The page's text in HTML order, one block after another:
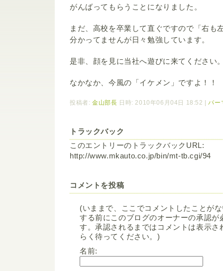
がんばってもらうことになりました。
まだ、高校を卒業して直ぐですので「右も
分かってませんが日々勉強しています。
是非、顔を見に当社へ遊びに来てください
なかなか、今風の「イケメン」ですよ！！
投稿者:金山部長 日時: 2010年06月04日 18:52 パー
トラックバック
このエントリーのトラックバックURL:
http://www.mkauto.co.jp/bin/mt-tb.cgi/94
コメントを投稿
(いままで、ここでコメントしたことが
する前にこのブログのオーナーの承認が
す。承認されるまではコメントは表示さ
らく待ってください。)
名前: